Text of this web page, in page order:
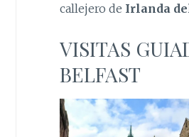
callejero de Irlanda
VISITAS
BELFAST